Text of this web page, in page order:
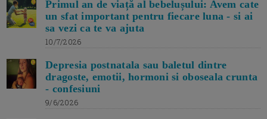
Primul an de viață al bebelușului: Avem cate
un sfat important pentru fiecare luna - si ai
sa vezi ca te va ajuta
10/7/2026
Depresia postnatala sau baletul dintre
dragoste, emotii, hormoni si oboseala crunta
- confesiuni
9/6/2026